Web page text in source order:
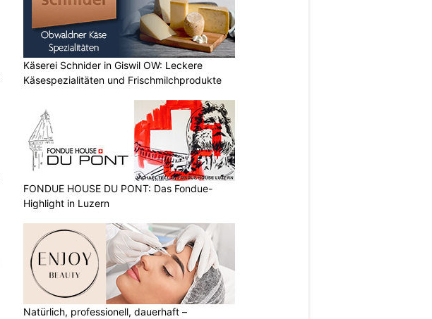
Käserei Schnider in Giswil OW: Leckere
Käsespezialitäten und Frischmilchprodukte
FONDUE HOUSE DU PONT: Das Fondue-
Highlight in Luzern
Natürlich, professionell, dauerhaft –